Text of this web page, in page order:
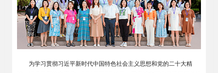
o
n
为学习贯彻习近平新时代中国特色社会主义思想和党的二十大精